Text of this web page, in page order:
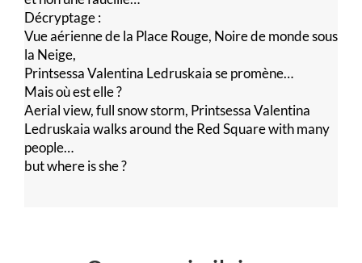
Décryptage :
Vue aérienne de la Place Rouge, Noire de monde sous
la Neige,
Printsessa Valentina Ledruskaia se promène…
Mais où est elle ?
Aerial view, full snow storm, Printsessa Valentina
Ledruskaia walks around the Red Square with many
people…
but where is she ?